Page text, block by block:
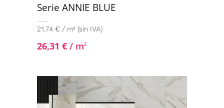
Serie ANNIE BLUE
21,74 € / m² (sin IVA)
26,31 € / m2